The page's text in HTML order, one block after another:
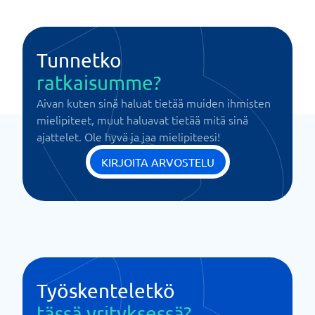
Tunnetko
ratkaisumme?
Aivan kuten sinä haluat tietää muiden ihmisten
mielipiteet, muut haluavat tietää mitä sinä
ajattelet. Ole hyvä ja jaa mielipiteesi!
KIRJOITA ARVOSTELU
Työskenteletkö